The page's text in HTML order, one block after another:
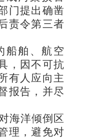
门提出确凿
责令第三者
船舶、航空
，因不可抗
有人应向主
报告，并尽
海洋倾倒区
理，避免对